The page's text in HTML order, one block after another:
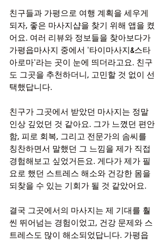
친구들과 가평으로 여행 계획을 세우게
되자, 좋은 마사지샵을 찾기 위해 앱을 켰
어요. 여러 리뷰와 정보들을 찾아보다가
가평읍마사지 중에서 '타이마사지&스타
아로마'라는 곳이 눈에 띄더라고요. 친구
도 그곳을 추천하더니, 고민할 것 없이 선
택했답니다.
친구가 그곳에서 받았던 마사지는 정말
인상 깊었던 것 같아요. 그가 느꼈던 편안
함, 피로 회복, 그리고 전문가의 솜씨를
칭찬하면서 말했던 그 느낌을 제가 직접
경험해보고 싶었거든요. 게다가 제가 필
요로 했던 스트레스 해소와 건강한 몸을
되찾을 수 있는 기회가 될 것 같았어요.
결국 그곳에서의 마사지는 제 기대를 훨
씬 뛰어넘는 경험이었고, 건강 문제와 스
트레스도 많이 해소되었답니다. 가평읍